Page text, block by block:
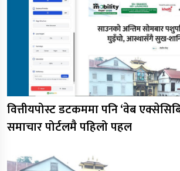
वित्तीयपोस्ट डटकममा पनि ‘वेब
समाचार पोर्टलमै पहिलो पहल